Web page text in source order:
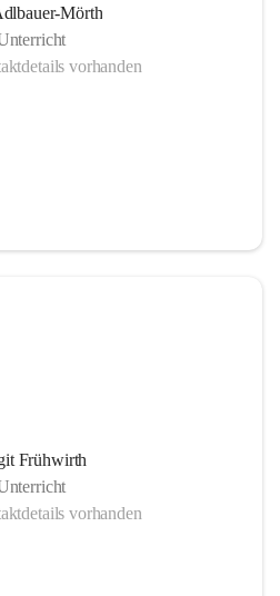
Mörth
vorhanden
Frühwirth
vorhanden